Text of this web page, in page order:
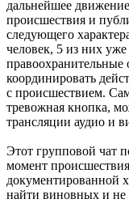
дальнейшее
происшествия и
следующего
человек, 5 из них
правоохранительные
координировать
с происшествием.
тревожная кнопка,
трансляции аудио и
Этот групповой чат
момент
документированной
найти виновных и не